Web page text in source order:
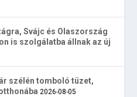
Svájc és Olaszország
is szolgálatba állnak az új
szélén tomboló tüzet,
2026-08-05